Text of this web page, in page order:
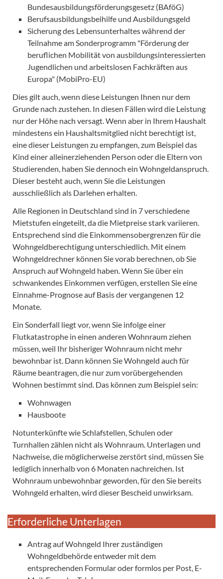
Bundesausbildungsförderungsgesetz (BAföG)
Berufsausbildungsbeihilfe und Ausbildungsgeld
Sicherung des Lebensunterhaltes während der
Teilnahme am Sonderprogramm "Förderung der
beruflichen Mobilität von ausbildungsinteressierten
Jugendlichen und arbeitslosen Fachkräften aus
Europa" (MobiPro-EU)
Dies gilt auch, wenn diese Leistungen Ihnen nur dem
Grunde nach zustehen. In diesen Fällen wird die Leistung
nur der Höhe nach versagt. Wenn aber in Ihrem Haushalt
mindestens ein Haushaltsmitglied nicht berechtigt ist,
eine dieser Leistungen zu empfangen, zum Beispiel das
Kind einer alleinerziehenden Person oder die Eltern von
Studierenden, haben Sie dennoch ein Wohngeldanspruch.
Dieser besteht auch, wenn Sie die Leistungen
ausschließlich als Darlehen erhalten.
Alle Regionen in Deutschland sind in 7 verschiedene
Mietstufen eingeteilt, da die Mietpreise stark variieren.
Entsprechend sind die Einkommensobergrenzen für die
Wohngeldberechtigung unterschiedlich. Mit einem
Wohngeldrechner können Sie vorab berechnen, ob Sie
Anspruch auf Wohngeld haben. Wenn Sie über ein
schwankendes Einkommen verfügen, erstellen Sie eine
Einnahme-Prognose auf Basis der vergangenen 12
Monate.
Ein Sonderfall liegt vor, wenn Sie infolge einer
Flutkatastrophe in einen anderen Wohnraum ziehen
müssen, weil Ihr bisheriger Wohnraum nicht mehr
bewohnbar ist. Dann können Sie Wohngeld auch für
Räume beantragen, die nur zum vorübergehenden
Wohnen bestimmt sind. Das können zum Beispiel sein:
Wohnwagen
Hausboote
Notunterkünfte wie Schlafstellen, Schulen oder
Turnhallen zählen nicht als Wohnraum. Unterlagen und
Nachweise, die möglicherweise zerstört sind, müssen Sie
lediglich innerhalb von 6 Monaten nachreichen. Ist
Wohnraum unbewohnbar geworden, für den Sie bereits
Wohngeld erhalten, wird dieser Bescheid unwirksam.
Erforderliche Unterlagen
Antrag auf Wohngeld Ihrer zuständigen
Wohngeldbehörde entweder mit dem
entsprechenden Formular oder formlos per Post, E-